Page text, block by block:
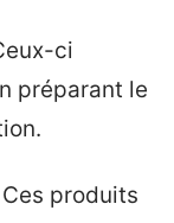
ci
préparant le
Ces produits